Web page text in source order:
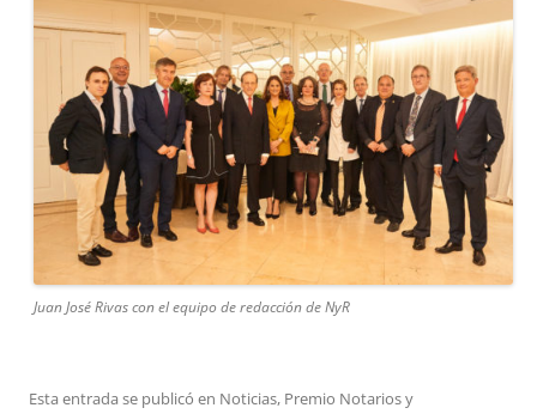
Juan José Rivas con el equipo de redacción de NyR
Esta entrada se publicó en Noticias, Premio Notarios y